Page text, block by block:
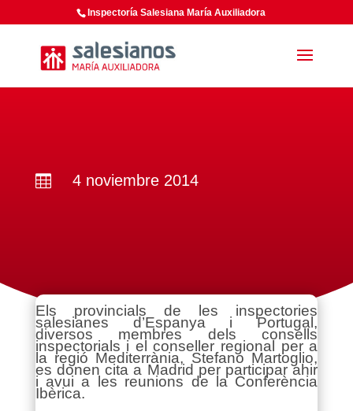
Inspectoría Salesiana María Auxiliadora
 4 noviembre 2014
Els provincials de les inspectories
salesianes d’Espanya i Portugal,
diversos membres dels consells
inspectorials i el conseller regional per a
la regió Mediterrània, Stefano Martoglio,
es donen cita a Madrid per participar ahir
i avui a les reunions de la Conferència
Ibèrica.